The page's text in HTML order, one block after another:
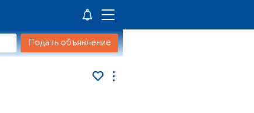
Подать объявление